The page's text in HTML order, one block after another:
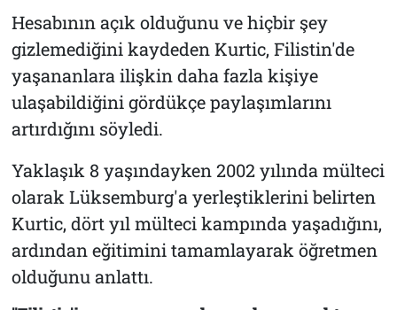
Hesabının açık olduğunu ve hiçbir şey
gizlemediğini kaydeden Kurtic, Filistin'de
yaşananlara ilişkin daha fazla kişiye
ulaşabildiğini gördükçe paylaşımlarını
artırdığını söyledi.
Yaklaşık 8 yaşındayken 2002 yılında mülteci
olarak Lüksemburg'a yerleştiklerini belirten
Kurtic, dört yıl mülteci kampında yaşadığını,
ardından eğitimini tamamlayarak öğretmen
olduğunu anlattı.